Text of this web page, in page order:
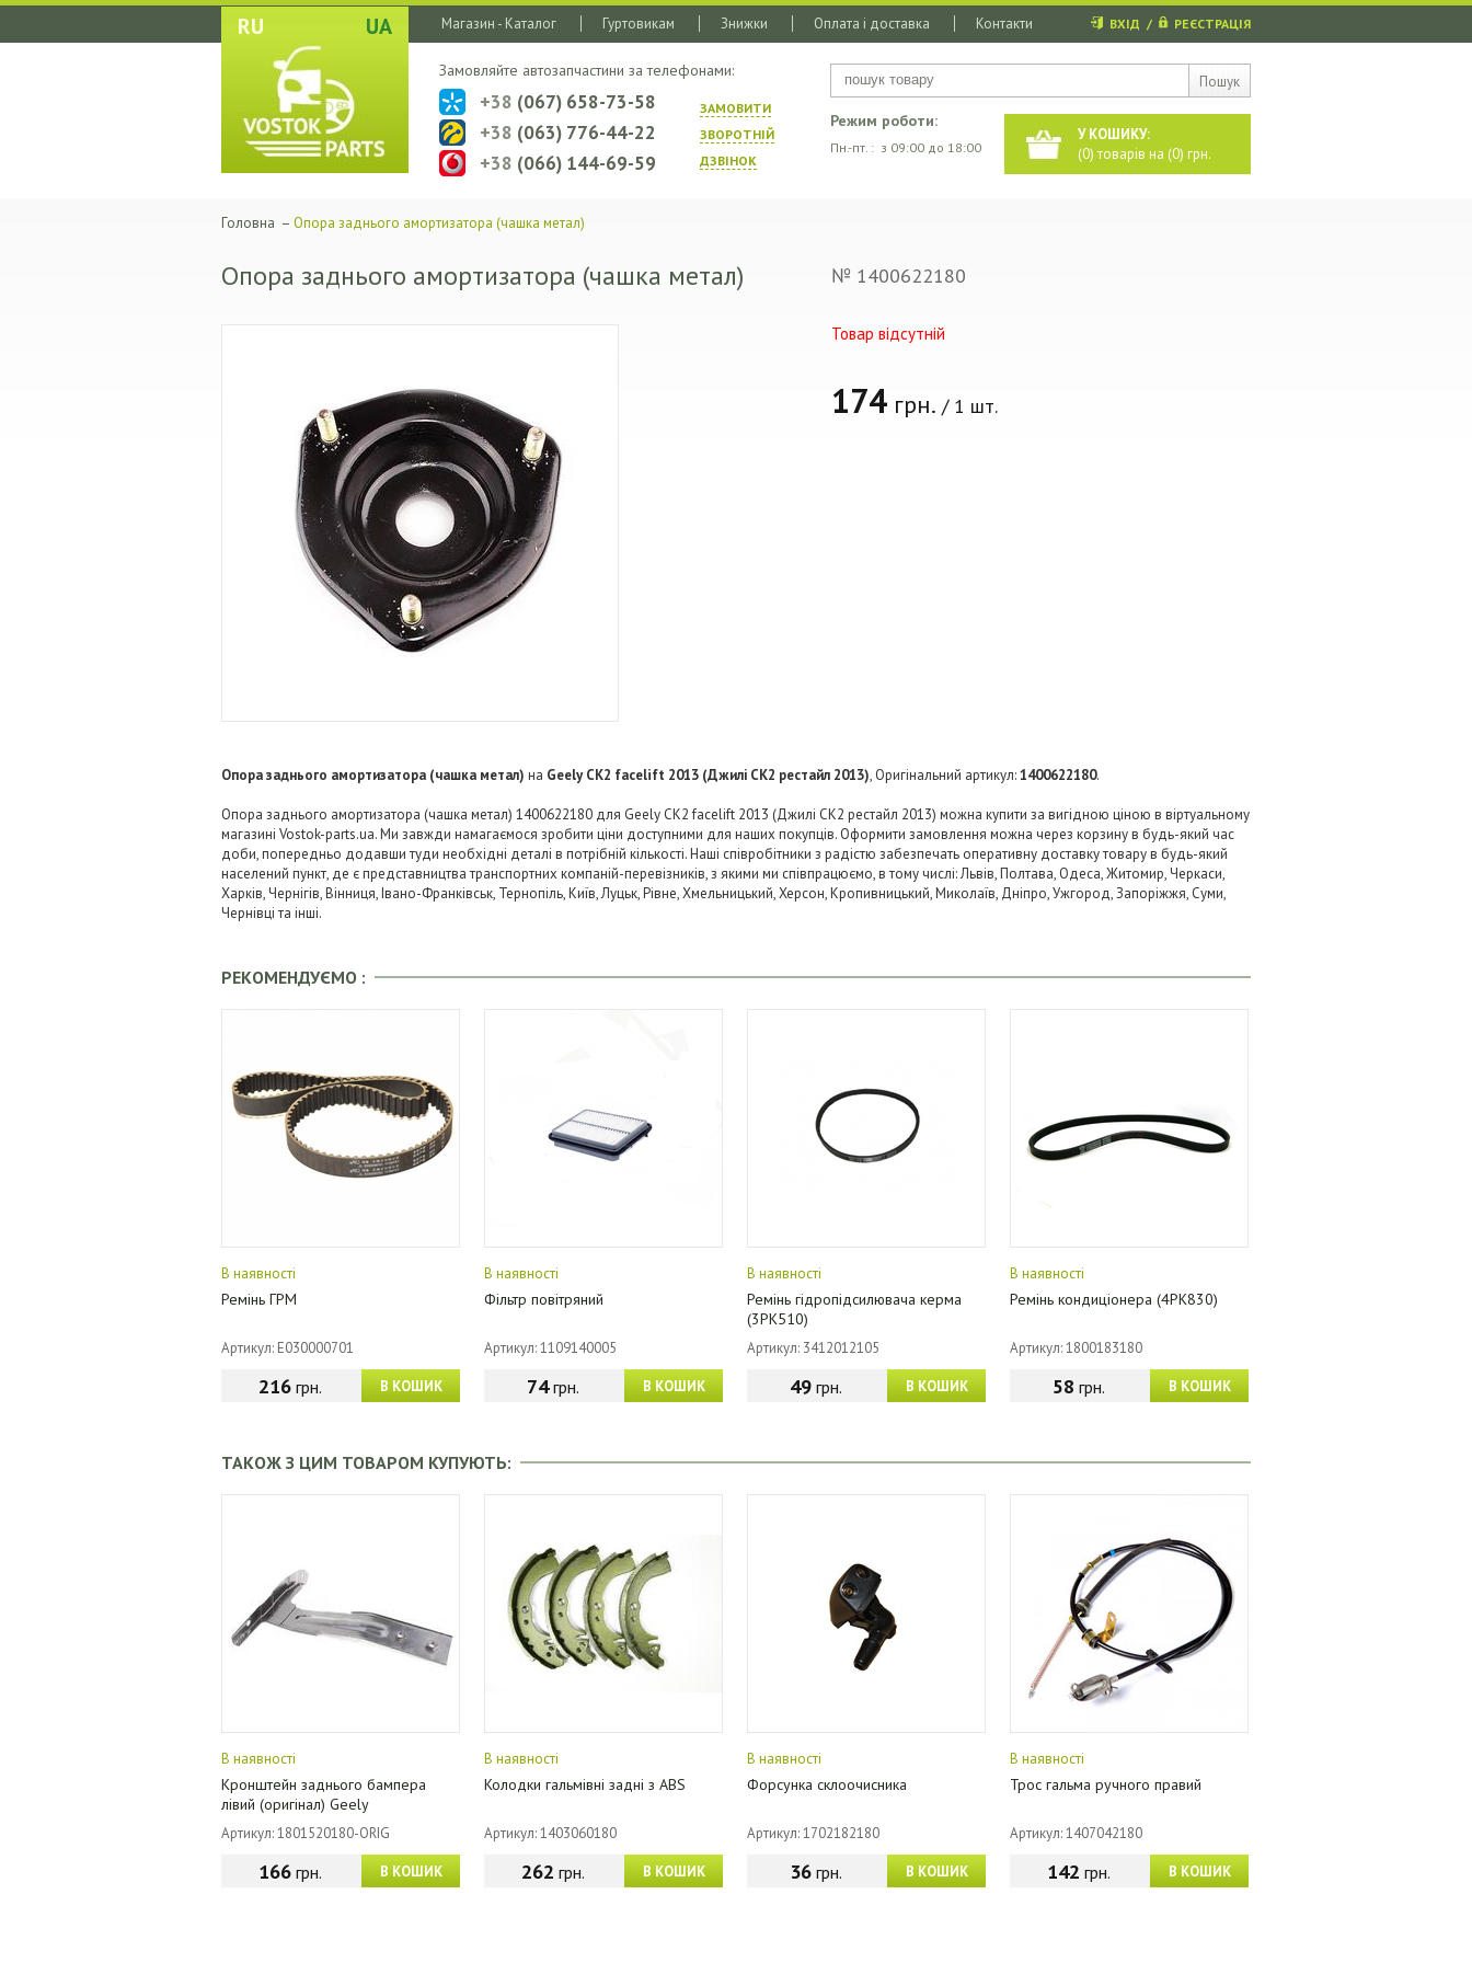
RU UA
Пошук
Магазин - Каталог Гуртовикам Знижки Оплата і доставка Контакти ВХІД / РЕЄСТРАЦІЯ
У КОШИКУ:
(0) товарів на (0) грн.
Режим роботи:
Пн.-пт. : з 09:00 до 18:00
Замовляйте автозапчастини за телефонами:
ЗАМОВИТИ
ЗВОРОТНIЙ
ДЗВIНОК
+38 (067) 658-73-58
+38 (063) 776-44-22
+38 (066) 144-69-59
Головна – Опора заднього амортизатора (чашка метал)
Опора заднього амортизатора (чашка метал) № 1400622180
Товар відсутній
174 грн. / 1 шт.
Опора заднього амортизатора (чашка метал) на Geely CK2 facelift 2013 (Джилі СК2 рестайл 2013), Оригінальний артикул:1400622180.
Опора заднього амортизатора (чашка метал) 1400622180 для Geely CK2 facelift 2013 (Джилі СК2 рестайл 2013) можна купити за вигідною ціною в віртуальному
магазині Vostok-parts.ua. Ми завжди намагаємося зробити ціни доступними для наших покупців. Оформити замовлення можна через корзину в будь-який час
доби, попередньо додавши туди необхідні деталі в потрібній кількості. Наші співробітники з радістю забезпечать оперативну доставку товару в будь-який
населений пункт, де є представництва транспортних компаній-перевізників, з якими ми співпрацюємо, в тому числі: Львів, Полтава, Одеса, Житомир, Черкаси,
Харків, Чернігів, Вінниця, Івано-Франківськ, Тернопіль, Київ, Луцьк, Рівне, Хмельницький, Херсон, Кропивницький, Миколаїв, Дніпро, Ужгород, Запоріжжя, Суми,
Чернівці та інші.
РЕКОМЕНДУЄМО :
В наявності
Ремінь ГРМ
Артикул: E030000701
В КОШИК
216грн.
В наявності
Фільтр повітряний
Артикул: 1109140005
В КОШИК
74грн.
В наявності
Ремінь гідропідсилювача керма
(3РК510)
Артикул: 3412012105
В КОШИК
49грн.
В наявності
Ремінь кондиціонера (4PK830)
Артикул: 1800183180
В КОШИК
58 грн.
ТАКОЖ З ЦИМ ТОВАРОМ КУПУЮТЬ:
В наявності
Кронштейн заднього бампера
лівий (оригінал) Geely
Артикул: 1801520180-ORIG
В КОШИК
166грн.
В наявності
Колодки гальмівні задні з ABS
Артикул: 1403060180
В КОШИК
262 грн.
В наявності
Форсунка склоочисника
Артикул: 1702182180
В КОШИК
36грн.
В наявності
Трос гальма ручного правий
Артикул: 1407042180
В КОШИК
142 грн.